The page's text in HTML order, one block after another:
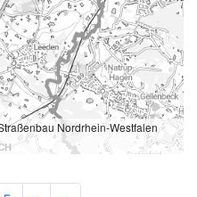
Nordrhein-Westfalen